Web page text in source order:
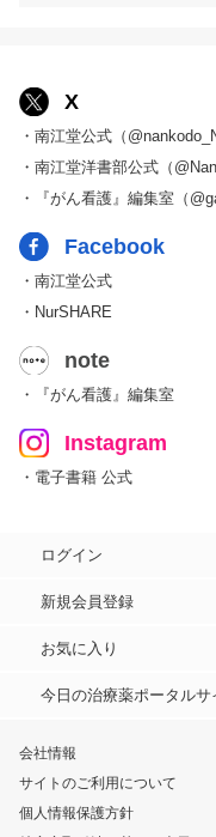
X
・南江堂公式（
・南江堂洋書部公式（
・『がん看護』編集室（
Facebook
・南江堂公式
・NurSHARE
note
・『がん看護』編集室
Instagram
・電子書籍 公式
ログイン
新規会員登録
お気に入り
今日の治療薬ポータルサ
会社情報
サイトのご利用について
個人情報保護方針